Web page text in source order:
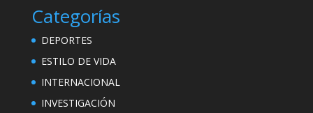
Categorías
DEPORTES
ESTILO DE VIDA
INTERNACIONAL
INVESTIGACIÓN